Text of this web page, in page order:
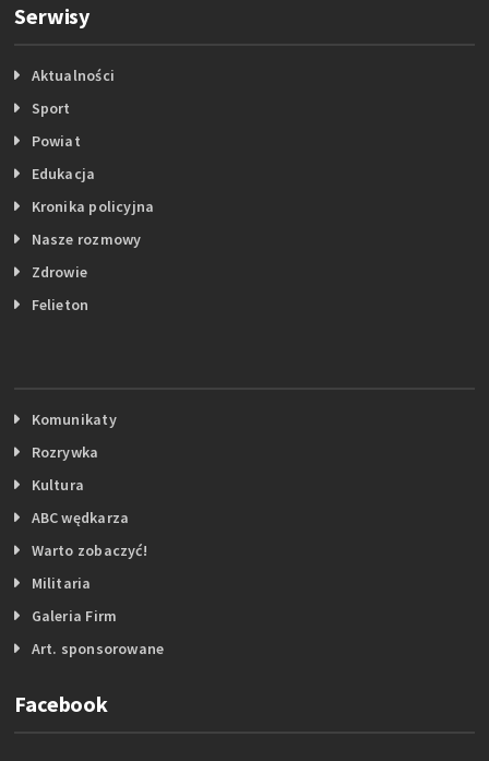
Serwisy
Aktualności
Sport
Powiat
Edukacja
Kronika policyjna
Nasze rozmowy
Zdrowie
Felieton
Komunikaty
Rozrywka
Kultura
ABC wędkarza
Warto zobaczyć!
Militaria
Galeria Firm
Art. sponsorowane
Facebook